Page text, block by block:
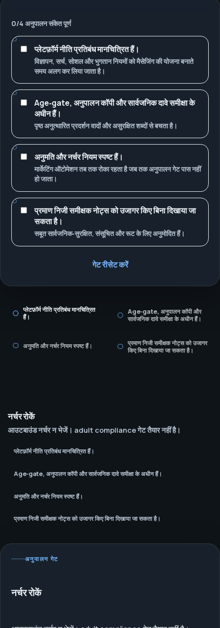
0/4 अनुपालन संकेत पूर्ण
प्लेटफ़ॉर्म नीति प्रतिबंध मानचित्रित हैं।
विज्ञापन, सर्च, सोशल और भुगतान नियमों को मैसेजिंग की योजना बनाते
समय अलग कर लिया जाता है।
Age‑gate, अनुपालन कॉपी और सार्वजनिक दावे समीक्षा के
अधीन हैं।
पृष्ठ अनुत्थारित प्रदर्शन वादों और असुरक्षित शब्दों से बचता है।
अनुमति और नर्चर नियम स्पष्ट हैं।
मार्केटिंग ऑटोमेशन तब तक रोका रहता है जब तक अनुपालन गेट पास नहीं
हो जाता।
प्रमाण निजी समीक्षक नोट्स को उजागर किए बिना दिखाया जा
सकता है।
सबूत सार्वजनिक‑सुरक्षित, संसूचित और रूट के लिए अनुमोदित हैं।
गेट रीसेट करें
प्लेटफ़ॉर्म नीति प्रतिबंध मानचित्रित
हैं।
Age‑gate, अनुपालन कॉपी और
सार्वजनिक दावे समीक्षा के अधीन हैं।
अनुमति और नर्चर नियम स्पष्ट हैं।
प्रमाण निजी समीक्षक नोट्स को उजागर
किए बिना दिखाया जा सकता है।
नर्चर रोकें
आउटबाउंड नर्चर न भेजें। adult compliance गेट तैयार नहीं है।
प्लेटफ़ॉर्म नीति प्रतिबंध मानचित्रित हैं।
Age‑gate, अनुपालन कॉपी और सार्वजनिक दावे समीक्षा के अधीन हैं।
अनुमति और नर्चर नियम स्पष्ट हैं।
प्रमाण निजी समीक्षक नोट्स को उजागर किए बिना दिखाया जा सकता है।
अनुपालन गेट
नर्चर रोकें